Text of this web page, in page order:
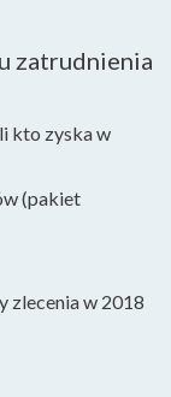
zatrudnienia
kto zyska w
(pakiet
zlecenia w 2018